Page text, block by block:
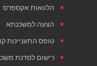
הלוואות אקספרס
הצעה למשכנתא
טופס התעניינות
רישום לסדנת